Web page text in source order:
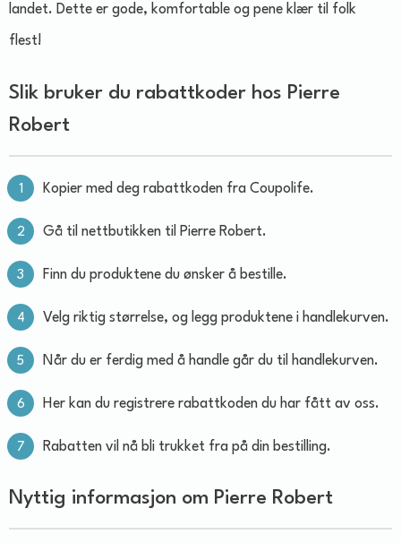
landet. Dette er gode, komfortable og pene klær til folk
flest!
Slik bruker du rabattkoder hos Pierre
Robert
Kopier med deg rabattkoden fra Coupolife.
Gå til nettbutikken til Pierre Robert.
Finn du produktene du ønsker å bestille.
Velg riktig størrelse, og legg produktene i handlekurven.
Når du er ferdig med å handle går du til handlekurven.
Her kan du registrere rabattkoden du har fått av oss.
Rabatten vil nå bli trukket fra på din bestilling.
Nyttig informasjon om Pierre Robert